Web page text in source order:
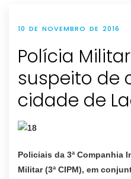
10 DE NOVEMBRO DE 2016
Polícia
suspeito de
cidade de
Policiais da 3ª Companhia
Militar (3ª CIPM), em